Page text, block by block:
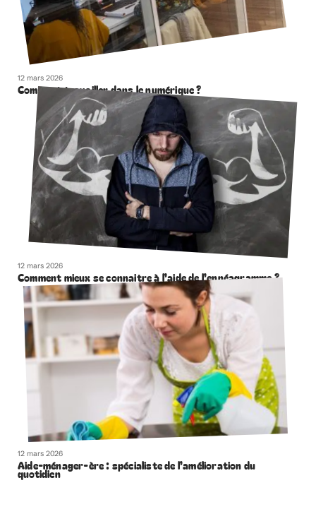
12 mars 2026
Comment travailler dans le numérique ?
12 mars 2026
Comment mieux se connaitre à l’aide de l’ennéagramme ?
12 mars 2026
Aide-ménager-ère : spécialiste de l’amélioration du
quotidien